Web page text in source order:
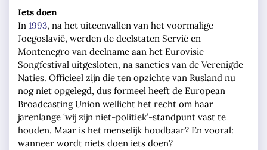
Iets doen
In 1993, na het uiteenvallen van het voormalige
Joegoslavië, werden de deelstaten Servië en
Montenegro van deelname aan het Eurovisie
Songfestival uitgesloten, na sancties van de Verenigde
Naties. Officieel zijn die ten opzichte van Rusland nu
nog niet opgelegd, dus formeel heeft de European
Broadcasting Union wellicht het recht om haar
jarenlange ‘wij zijn niet-politiek’-standpunt vast te
houden. Maar is het menselijk houdbaar? En vooral:
wanneer wordt niets doen iets doen?